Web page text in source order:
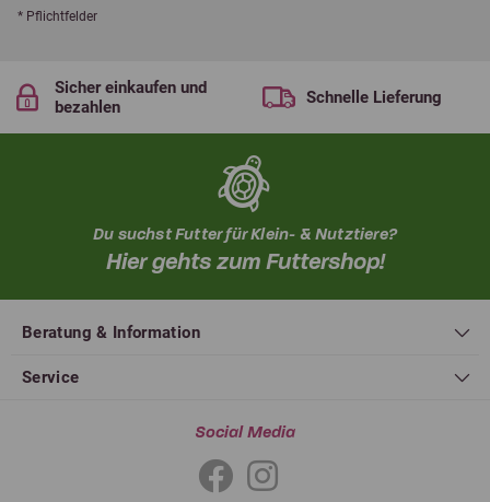
* Pflichtfelder
Sicher einkaufen und
bezahlen
Schnelle Lieferung
Du suchst Futter für Klein- & Nutztiere?
Hier gehts zum Futtershop!
Beratung & Information
Service
Social Media